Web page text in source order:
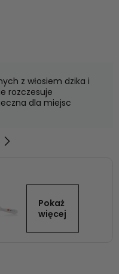
z włosiem dzika i
rozczesuje
dla miejsc
Pokaż
więcej